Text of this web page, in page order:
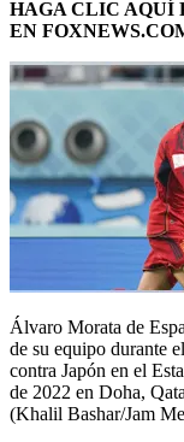
HAGA CLIC AQUÍ
EN
Álvaro Morata de
de su equipo durante
contra Japón en el
de 2022 en Doha,
(Khalil Bashar/Jam